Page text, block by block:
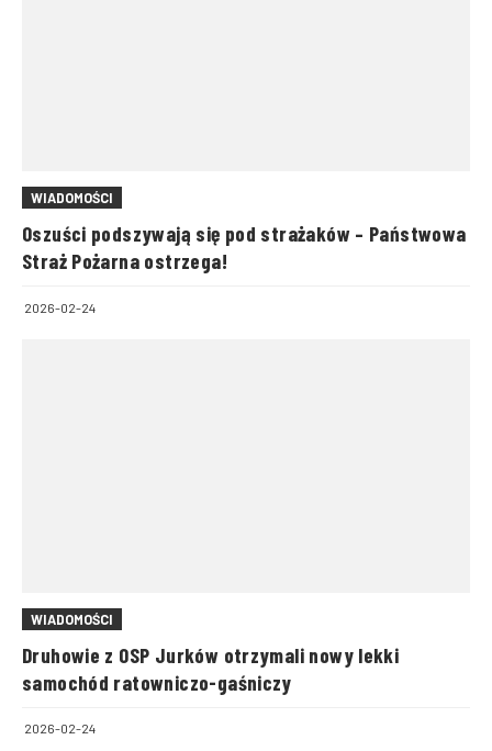
WIADOMOŚCI
Oszuści podszywają się pod strażaków – Państwowa
Straż Pożarna ostrzega!
2026-02-24
WIADOMOŚCI
Druhowie z OSP Jurków otrzymali nowy lekki
samochód ratowniczo-gaśniczy
2026-02-24